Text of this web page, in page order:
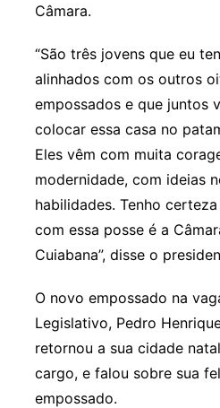
Câmara.
“São três jovens que eu
alinhados com os outros
empossados e que juntos
colocar essa casa no
Eles vêm com muita
modernidade, com ideias
habilidades. Tenho
com essa posse é a
Cuiabana”, disse o
O novo empossado na
Legislativo, Pedro
retornou a sua cidade
cargo, e falou sobre sua
empossado.